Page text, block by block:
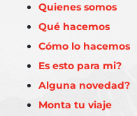
Quienes somos
Qué hacemos
Cómo lo hacemos
Es esto para mi?
Alguna novedad?
Monta tu viaje